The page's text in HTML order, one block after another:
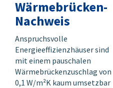
Wärmebrücken-
Nachweis
Anspruchsvolle
Energieeffizienzhäuser sind
mit einem pauschalen
Wärmebrückenzuschlag von
0,1 W/m²K kaum umsetzbar